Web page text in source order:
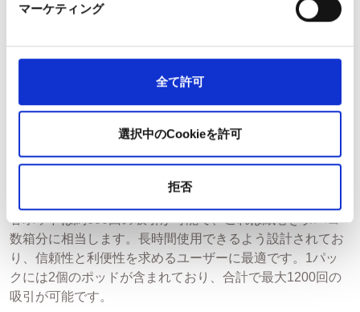
マーケティング
全て許可
選択中のCookieを許可
拒否
0mg：ニコチンを含まないため、ニコチンなしでフレ
ーバーを楽しみたい方に適しています。
におすすめです。
20mg：高濃度で、しっかりとした強いニコチンの吸い
ごたえを提供します。
ポッドはどれくらい持ちますか？
各ポッドは約600回の吸引が可能で、これは紙巻きタバコ
数箱分に相当します。長時間使用できるよう設計されてお
り、信頼性と利便性を求めるユーザーに最適です。1パッ
クには2個のポッドが含まれており、合計で最大1200回の
吸引が可能です。